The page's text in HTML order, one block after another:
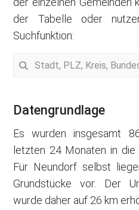
der Tabelle oder
Suchfunktion:
Datengrundlage
Es wurden insgesamt
letzten 24 Monaten in die
Für Neundorf selbst
Grundstücke vor. Der
wurde daher auf 26 km